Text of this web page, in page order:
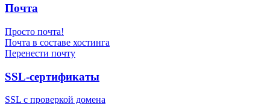
Почта
Просто почта!
Почта в составе хостинга
Перенести почту
SSL-сертификаты
SSL с проверкой домена